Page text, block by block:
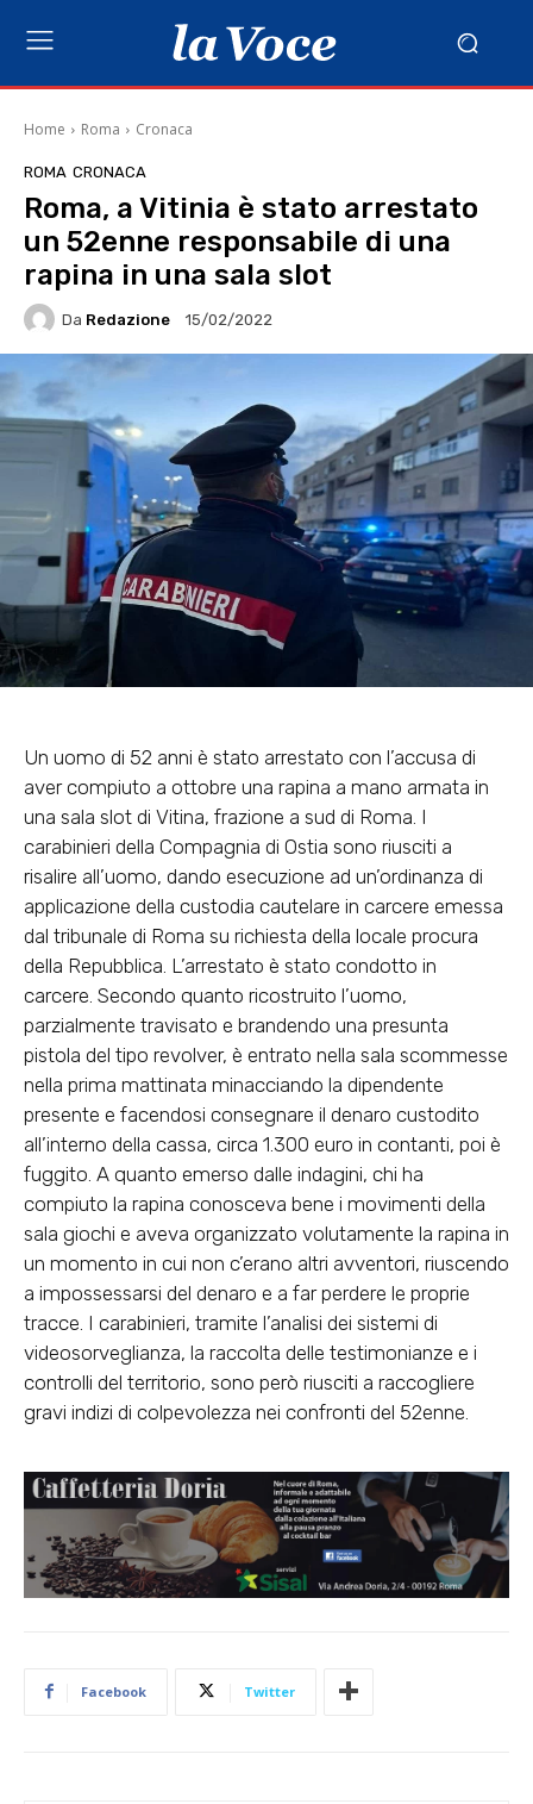
Home Roma Cronaca
ROMA CRONACA
Roma, a Vitinia è stato arrestato
un 52enne responsabile di una
rapina in una sala slot
Da Redazione 15/02/2022
Un uomo di 52 anni è stato arrestato con l’accusa di
aver compiuto a ottobre una rapina a mano armata in
una sala slot di Vitina, frazione a sud di Roma. I
carabinieri della Compagnia di Ostia sono riusciti a
risalire all’uomo, dando esecuzione ad un’ordinanza di
applicazione della custodia cautelare in carcere emessa
dal tribunale di Roma su richiesta della locale procura
della Repubblica. L’arrestato è stato condotto in
carcere. Secondo quanto ricostruito l’uomo,
parzialmente travisato e brandendo una presunta
pistola del tipo revolver, è entrato nella sala scommesse
nella prima mattinata minacciando la dipendente
presente e facendosi consegnare il denaro custodito
all’interno della cassa, circa 1.300 euro in contanti, poi è
fuggito. A quanto emerso dalle indagini, chi ha
compiuto la rapina conosceva bene i movimenti della
sala giochi e aveva organizzato volutamente la rapina in
un momento in cui non c’erano altri avventori, riuscendo
a impossessarsi del denaro e a far perdere le proprie
tracce. I carabinieri, tramite l’analisi dei sistemi di
videosorveglianza, la raccolta delle testimonianze e i
controlli del territorio, sono però riusciti a raccogliere
gravi indizi di colpevolezza nei confronti del 52enne.
Facebook Twitter